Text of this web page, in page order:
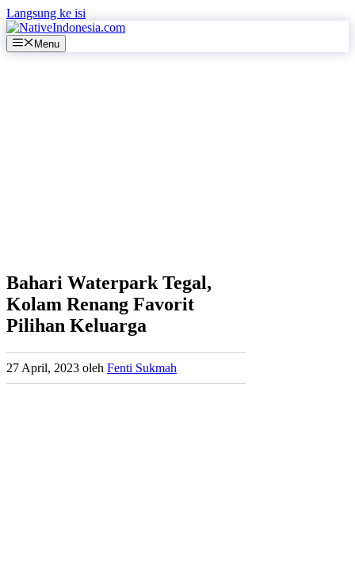
Langsung ke isi
Menu
Bahari Waterpark Tegal,
Kolam Renang Favorit
Pilihan Keluarga
27 April, 2023 oleh Fenti Sukmah